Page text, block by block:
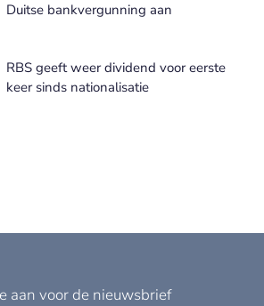
Duitse bankvergunning aan
RBS geeft weer dividend voor eerste
keer sinds nationalisatie
aan voor de nieuwsbrief